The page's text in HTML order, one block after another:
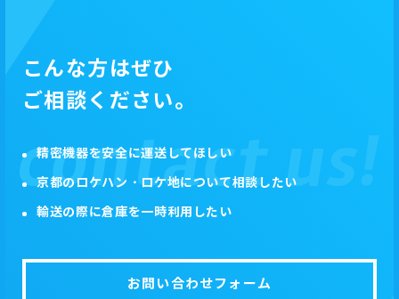
こんな方はぜひ
ご相談ください。
精密機器を安全に運送してほしい
京都のロケハン・ロケ地について相談したい
輸送の際に倉庫を一時利用したい
お問い合わせフォーム